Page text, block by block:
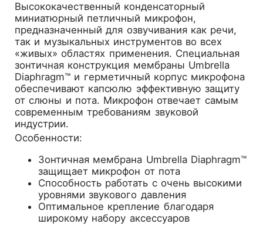
Высококачественный конденсаторный
миниатюрный петличный микрофон,
предназначенный для озвучивания как речи,
так и музыкальных инструментов во всех
«живых» областях применения. Специальная
зонтичная конструкция мембраны Umbrella
Diaphragm™ и герметичный корпус микрофона
обеспечивают капсюлю эффективную защиту
от слюны и пота. Микрофон отвечает самым
современным требованиям звуковой
индустрии.
Особенности:
Зонтичная мембрана Umbrella Diaphragm™
защищает микрофон от пота
Способность работать с очень высокими
уровнями звукового давления
Оптимальное крепление благодаря
широкому набору аксессуаров